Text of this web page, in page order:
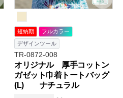
短納期
フルカラー
デザインツール
TR-0872-008
オリジナル 厚手コットン
ガゼット巾着トートバッグ
(L) ナチュラル